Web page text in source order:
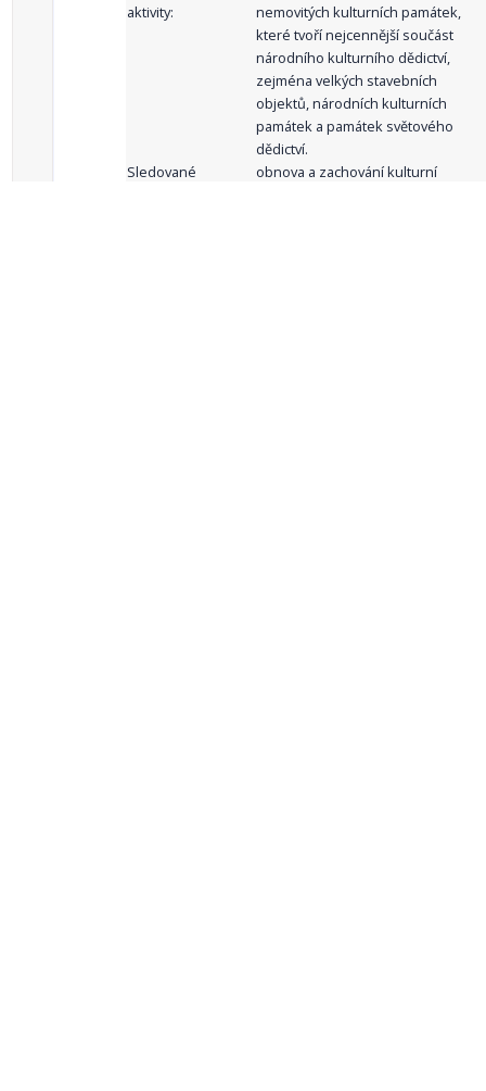
aktivity:
nemovitých kulturních památek,
které tvoří nejcennější součást
národního kulturního dědictví,
zejména velkých stavebních
objektů, národních kulturních
památek a památek světového
dědictví.
Sledované
obnova a zachování kulturní